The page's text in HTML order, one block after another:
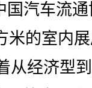
国汽车流
米的室内
从经济型